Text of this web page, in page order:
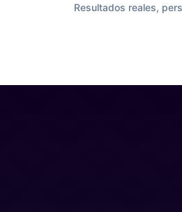
Resultados reales,